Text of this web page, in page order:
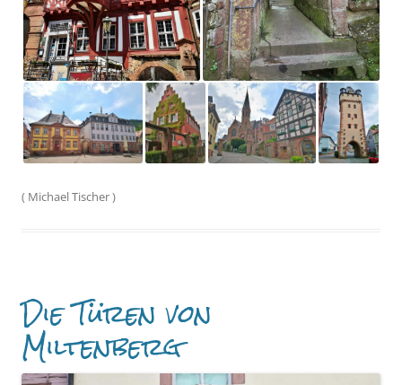
( Michael Tischer)
Die Türen von
Miltenberg